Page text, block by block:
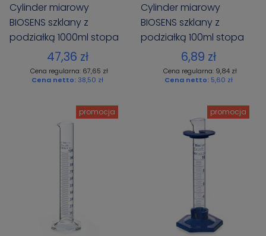
Cylinder miarowy
BIOSENS szklany z
podziałką 1000ml stopa
szklana sześciokątna
47,36 zł
Cena regularna: 67,65 zł
Cena netto: 38,50 zł
Cylinder miarowy
BIOSENS szklany z
podziałką 100ml stopa
6,89 zł
Cena regularna: 9,84 zł
Cena netto: 5,60 zł
promocja promocja